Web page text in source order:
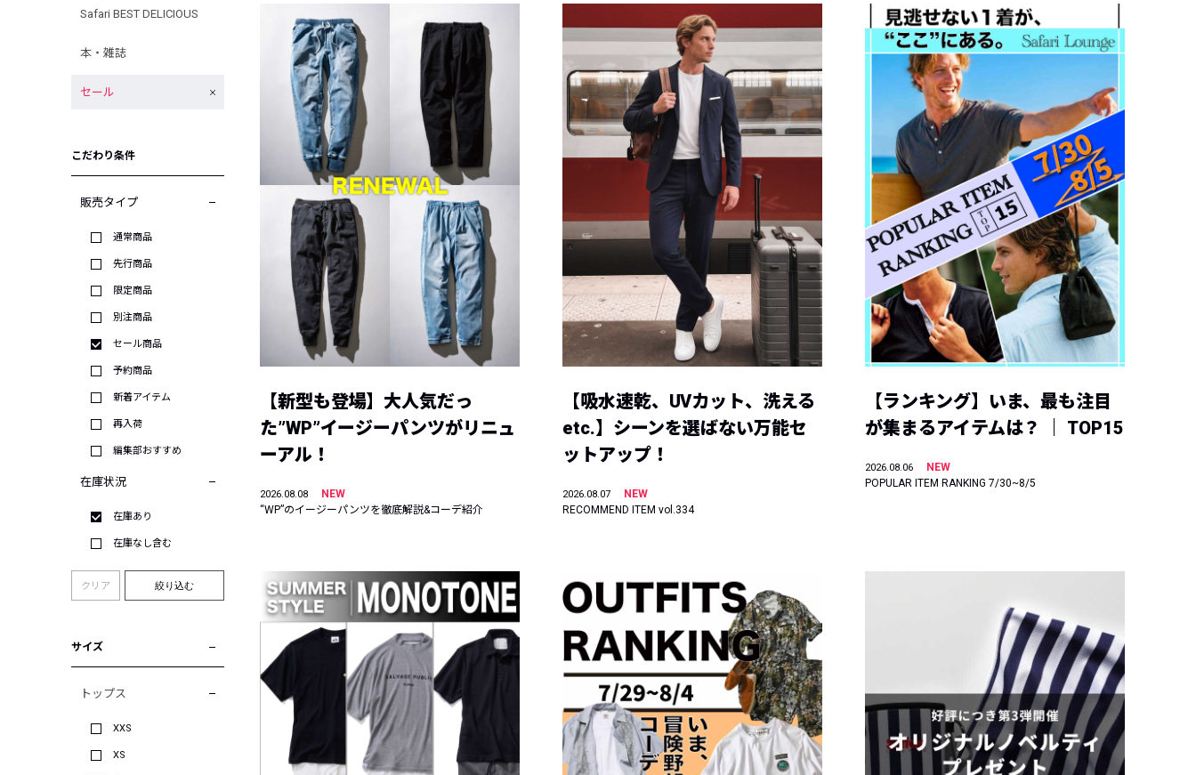
Safari BEST DELICIOUS
本・雑誌
セール
こだわり条件
販売タイプ
通常商品
先行商品
限定商品
別注商品
セール商品
予約商品
新着アイテム
再入荷
編集部おすすめ
在庫状況
在庫あり
在庫なし含む
クリア 絞り込む
サイズ
トップス
XXS
XS
【新型も登場】大人気だっ
た”WP”イージーパンツがリニュ
ーアル！
2026.08.08
NEW
“WP”のイージーパンツを徹底解説&コーデ紹介
【吸水速乾、UVカット、洗える
etc.】シーンを選ばない万能セ
ットアップ！
2026.08.07
NEW
RECOMMEND ITEM vol.334
【ランキング】いま、最も注目
が集まるアイテムは？ ｜ TOP15
2026.08.06
NEW
POPULAR ITEM RANKING 7/30~8/5